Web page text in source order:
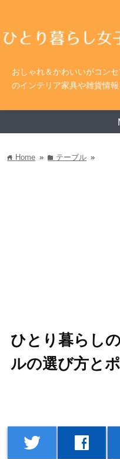
おしゃれ＆かわいいがコン
のインテリア家具や雑貨情報
home Home » folder テーブル »
ひとり暮らし
ルの選び方と
twitter facebook